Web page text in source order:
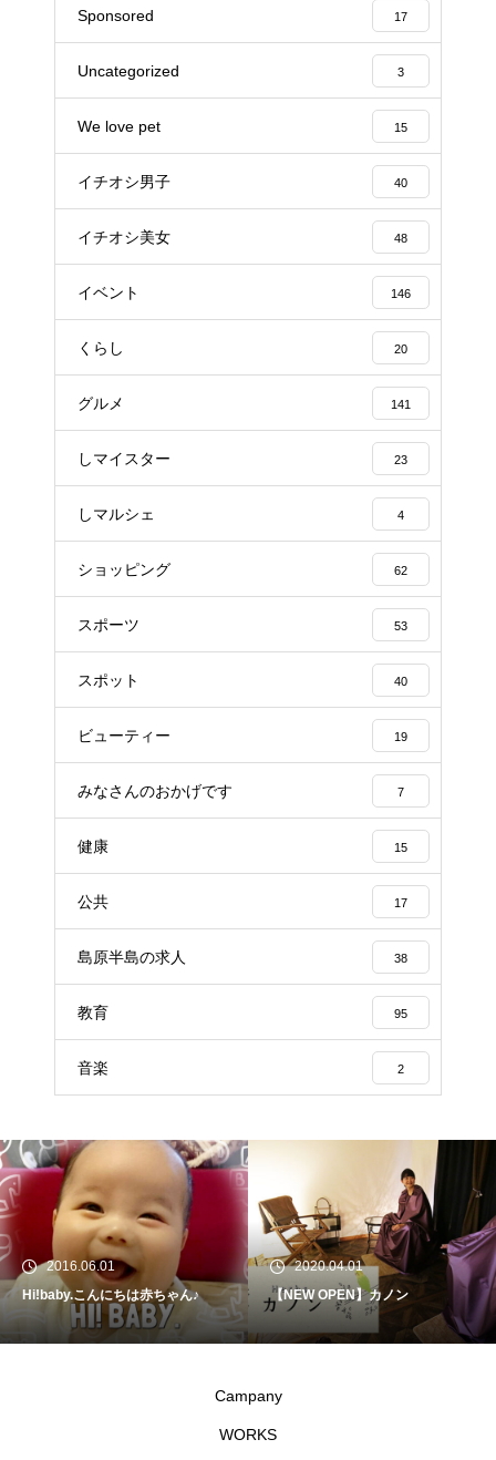
Sponsored 17
Uncategorized 3
We love pet 15
イチオシ男子 40
イチオシ美女 48
イベント 146
くらし 20
グルメ 141
しマイスター 23
しマルシェ 4
ショッピング 62
スポーツ 53
スポット 40
ビューティー 19
みなさんのおかげです 7
健康 15
公共 17
島原半島の求人 38
教育 95
音楽 2
2016.06.01
Hi!baby.こんにちは赤ちゃん♪
2020.04.01
【NEW OPEN】カノン
Campany
WORKS